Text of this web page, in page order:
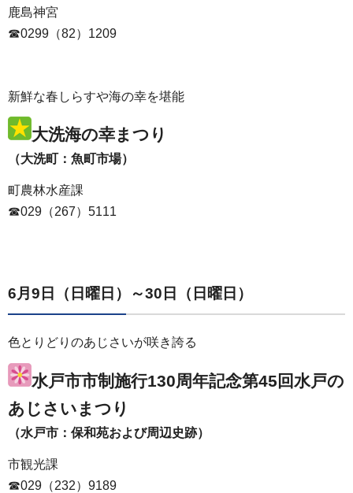
鹿島神宮
☎0299（82）1209
新鮮な春しらすや海の幸を堪能
大洗海の幸まつり
（大洗町：魚町市場）
町農林水産課
☎029（267）5111
6月9日（日曜日）～30日（日曜日）
色とりどりのあじさいが咲き誇る
水戸市市制施行130周年記念第45回水戸の
あじさいまつり
（水戸市：保和苑および周辺史跡）
市観光課
☎029（232）9189